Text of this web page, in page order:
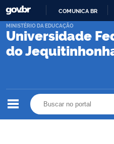
COMUNICA BR
Universidade
do
MINISTÉRIO DA EDUCAÇÃO